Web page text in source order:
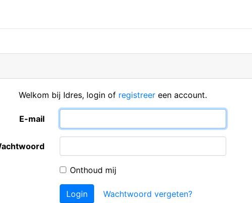
Welkom bij Idres, login of registreer een account.
E-mail
Onthoud mij
Login Wachtwoord vergeten?